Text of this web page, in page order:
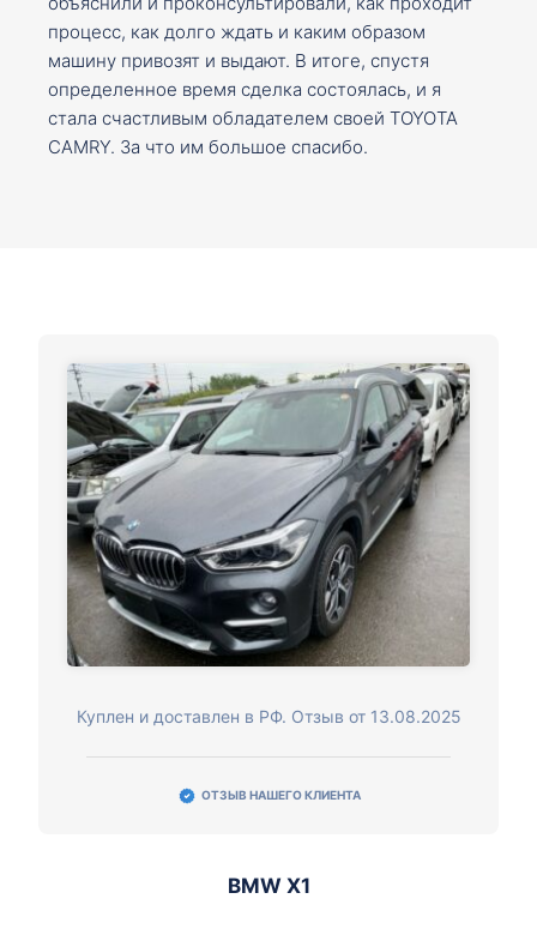
процесс, как долго ждать и каким образом
машину привозят и выдают. В итоге, спустя
определенное время сделка состоялась, и я
стала счастливым обладателем своей TOYOTA
CAMRY. За что им большое спасибо.
Куплен и доставлен в РФ. Отзыв от 13.08.2025
ОТЗЫВ НАШЕГО КЛИЕНТА
BMW X1